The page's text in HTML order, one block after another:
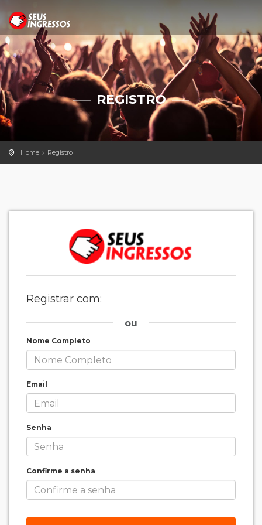
REGISTRO
Home Registro
Registrar com:
ou
Nome Completo
Email
Senha
Confirme a senha